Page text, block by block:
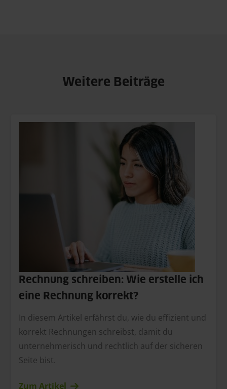
Weitere Beiträge
Rechnung schreiben: Wie erstelle ich
eine Rechnung korrekt?
In diesem Artikel erfährst du, wie du effizient und
korrekt Rechnungen schreibst, damit du
unternehmerisch und rechtlich auf der sicheren
Seite bist.
Zum Artikel